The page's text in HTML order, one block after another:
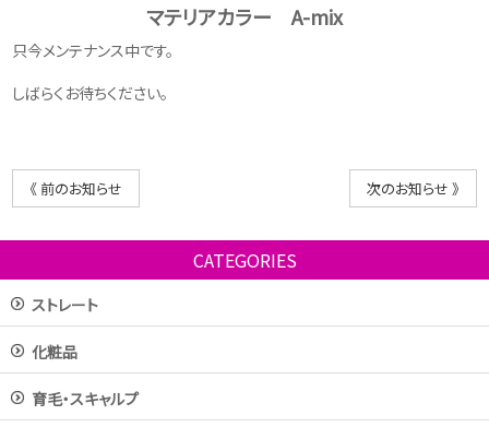
マテリアカラー A-mix
只今メンテナンス中です。
しばらくお待ちください。
《 前のお知らせ 次のお知らせ 》
CATEGORIES
ストレート
化粧品
育毛・スキャルプ